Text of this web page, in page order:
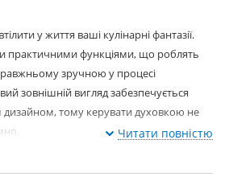
у життя ваші кулінарні фантазії.
практичними функціями, що роблять
зручною у процесі
зовнішній вигляд забезпечується
тому керувати духовкою не
Читати повністю